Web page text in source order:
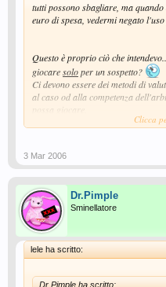
tutti possono sbagliare, ma
euro di spesa, vedermi negato
Questo è proprio ciò che
giocaresoloper un sospetto?
Ci devono essere dei metodi di
al caso od alla competenza
Putroppo però questo è unClicca
3 Mar 2006
Dr.Pimple
Sminellatore
lele ha scritto:
Dr.Pimple ha scritto: